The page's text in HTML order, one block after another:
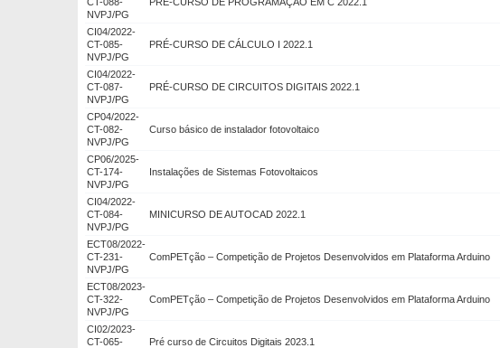
NVPJ/PG
CI04/2022-
CT-085-
NVPJ/PG
PRÉ-CURSO DE CÁLCULO I 2022.1
CI04/2022-
CT-087-
NVPJ/PG
PRÉ-CURSO DE CIRCUITOS DIGITAIS 2022.1
CP04/2022-
CT-082-
NVPJ/PG
Curso básico de instalador fotovoltaico
CP06/2025-
CT-174-
NVPJ/PG
Instalações de Sistemas Fotovoltaicos
CI04/2022-
CT-084-
NVPJ/PG
MINICURSO DE AUTOCAD 2022.1
ECT08/2022-
CT-231-
NVPJ/PG
ComPETção – Competição de Projetos Desenvolvidos em Plataforma Arduino
ECT08/2023-
CT-322-
NVPJ/PG
ComPETção – Competição de Projetos Desenvolvidos em Plataforma Arduino
CI02/2023-
CT-065-
Pré curso de Circuitos Digitais 2023.1